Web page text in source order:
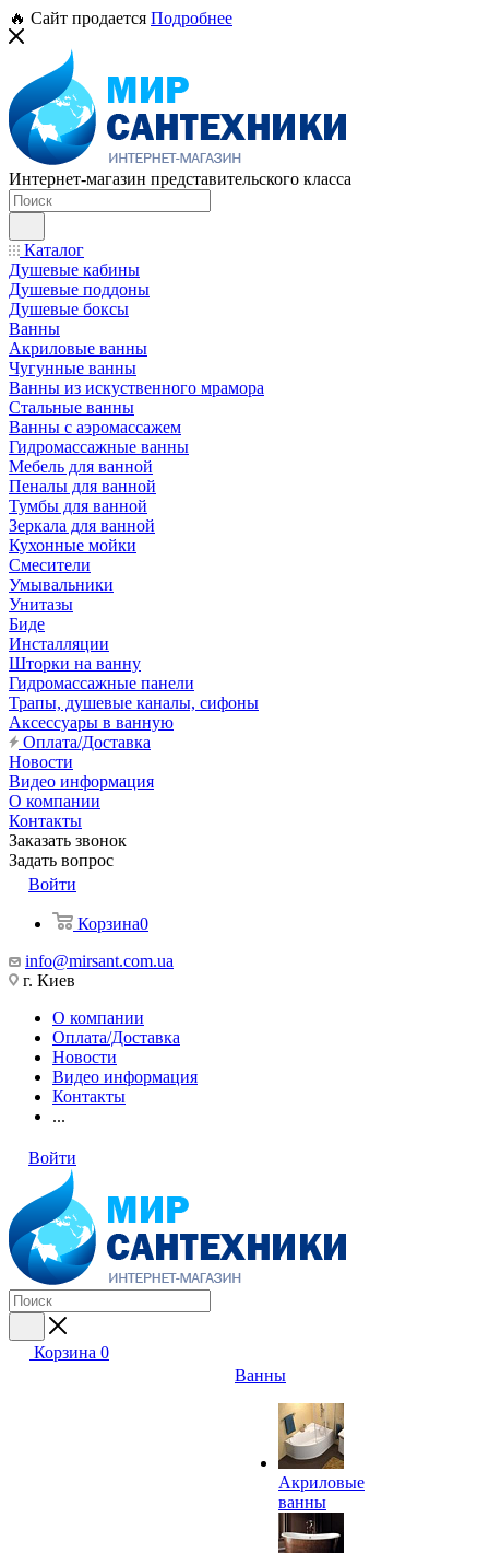
🔥 Сайт продается Подробнее
Интернет-магазин представительского класса
Каталог
Душевые кабины
Душевые поддоны
Душевые боксы
Ванны
Акриловые ванны
Чугунные ванны
Ванны из искуственного мрамора
Стальные ванны
Ванны с аэромассажем
Гидромассажные ванны
Мебель для ванной
Пеналы для ванной
Тумбы для ванной
Зеркала для ванной
Кухонные мойки
Смесители
Умывальники
Унитазы
Биде
Инсталляции
Шторки на ванну
Гидромассажные панели
Трапы, душевые каналы, сифоны
Аксессуары в ванную
Оплата/Доставка
Новости
Видео информация
О компании
Контакты
Заказать звонок
Задать вопрос
Войти
Корзина0
info@mirsant.com.ua
г. Киев
О компании
Оплата/Доставка
Новости
Видео информация
Контакты
...
Войти
Корзина 0
Ванны
Акриловые
ванны